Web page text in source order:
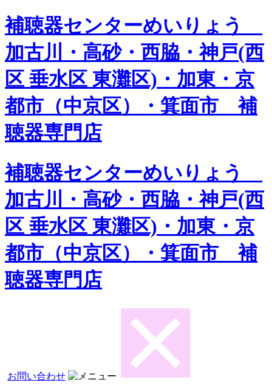
補聴器センターめいりょう
加古川・高砂・西脇・神戸(西
区 垂水区 東灘区)・加東・京
都市（中京区）・箕面市 補
聴器専門店
補聴器センターめいりょう
加古川・高砂・西脇・神戸(西
区 垂水区 東灘区)・加東・京
都市（中京区）・箕面市 補
聴器専門店
お問い合わせ